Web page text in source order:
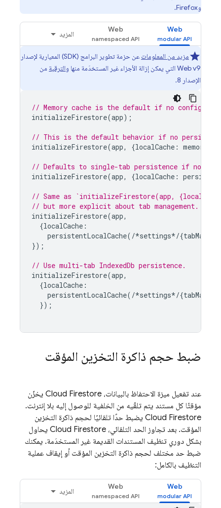
وFirefox.
Web
Web
المزيد
مزيد من المعلومات
عن حزمة تطوير البرامج (SDK) المعيارية لإصدار
Web v9 التي يمكن إزالة الأجزاء غير المستخدَمة منها و
الترقية من
الإصدار 8.
// Memory cache is the default if no config is
initializeFirestore(app);
// This is the default behavior if no
initializeFirestore(app, {localCache :
// Defaults to single-tab persistence if no tab
initializeFirestore(app, {localCache :
// Same as `initializeFirestore(app,
// but more explicit about tab management.
initializeFirestore(app,
{localCache :
persistentLocalCache( /*settings*/{
});
// Use multi-tab IndexedDb persistence.
initializeFirestore(app,
{localCache :
persistentLocalCache( /*settings*/{
});
ضبط حجم ذاكرة التخزين المؤقت
عند تفعيل ميزة الاحتفاظ بالبيانات، Cloud Firestore يخزّن
مؤقتًا كل مستند يتم تلقّيه من الخلفية للوصول إليه بلا إنترنت.
Cloud Firestore يضبط حدًا تلقائيًا لحجم ذاكرة التخزين
المؤقت. بعد تجاوز الحد التلقائي، Cloud Firestore يحاول
بشكل دوري تنظيف المستندات القديمة غير المستخدَمة. يمكنك
ضبط حد مختلف لحجم ذاكرة التخزين المؤقت أو إيقاف عملية
التنظيف بالكامل:
Web
Web
المزيد